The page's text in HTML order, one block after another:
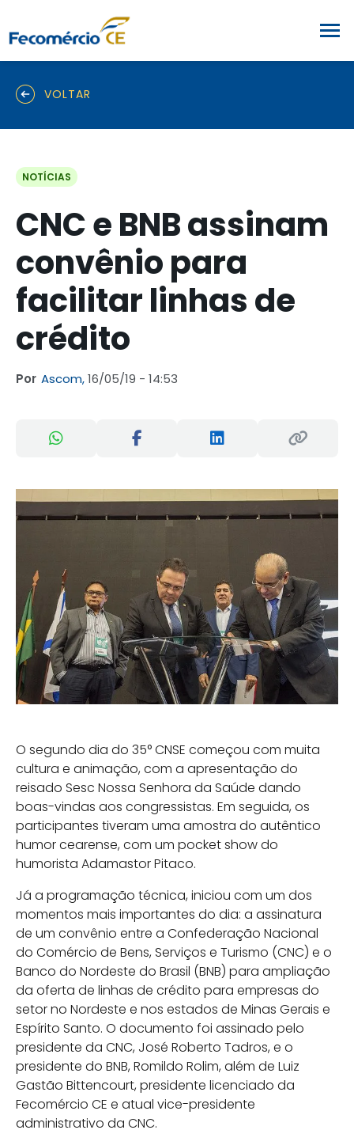
VOLTAR
NOTÍCIAS
CNC e BNB assinam
convênio para
facilitar linhas de
crédito
Por Ascom,16/05/19 - 14:53
O segundo dia do 35° CNSE começou com muita
cultura e animação, com a apresentação do
reisado Sesc Nossa Senhora da Saúde dando
boas-vindas aos congressistas. Em seguida, os
participantes tiveram uma amostra do autêntico
humor cearense, com um pocket show do
humorista Adamastor Pitaco.
Já a programação técnica, iniciou com um dos
momentos mais importantes do dia: a assinatura
de um convênio entre a Confederação Nacional
do Comércio de Bens, Serviços e Turismo (CNC) e o
Banco do Nordeste do Brasil (BNB) para ampliação
da oferta de linhas de crédito para empresas do
setor no Nordeste e nos estados de Minas Gerais e
Espírito Santo. O documento foi assinado pelo
presidente da CNC, José Roberto Tadros, e o
presidente do BNB, Romildo Rolim, além de Luiz
Gastão Bittencourt, presidente licenciado da
Fecomércio CE e atual vice-presidente
administrativo da CNC.